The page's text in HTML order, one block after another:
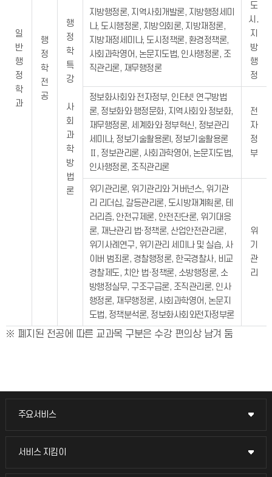
일
반
행
정
학
과
행
정
학
전
공
행
정
학
특
강
사
회
과
학
방
법
론
지방행정론, 지역사회개발론, 지방행정세미
나, 도시행정론, 지방의회론, 지방재정론,
지방재정세미나, 도시정책론, 환경정책론,
사회과학영어, 논문지도법, 인사행정론, 조
직관리론, 재무행정론
도
시․
지
방
행
정
정보화사회와 전자정부, 인터넷 연구방법
론, 정보화와 행정문화, 지역사회와 정보화,
재무행정론, 세계화와 정부혁신, 정보관리
세미나, 정보기술활용론I, 정보기술활용론
Ⅱ, 정보관리론, 사회과학영어, 논문지도법,
인사행정론, 조직관리론
전
자
정
부
위기관리론, 위기관리와 거버넌스, 위기관
리 리더십, 갈등관리론, 도시방재계획론, 테
러리즘, 안전규제론, 안전진단론, 위기대응
론, 재난관리 법·정책론, 산업안전관리론,
위기사례연구, 위기관리 세미나 및 실습, 사
이버 범죄론, 경찰행정론, 한국경찰사, 비교
경찰제도, 치안 법·정책론, 소방행정론, 소
방행정실무, 구조구급론, 조직관리론, 인사
행정론, 재무행정론, 사회과학영어, 논문지
도법, 정책분석론, 정보화사회와전자정부론
위
기
관
리
※ 폐지된 전공에 따른 교과목 구분은 수강 편의상 남겨 둠
주요서비스
주요서비스
교무회의방송
서비스 지킴이
서비스 지킴이